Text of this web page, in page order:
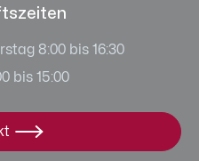
8:00 bis 16:30
bis 15:00
